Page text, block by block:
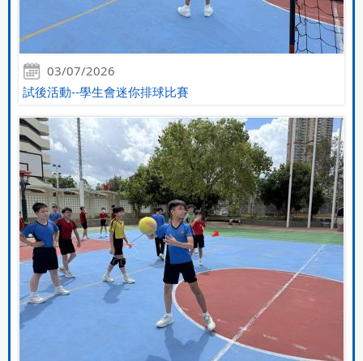
03/07/2026
試後活動--學生會迷你排球比賽